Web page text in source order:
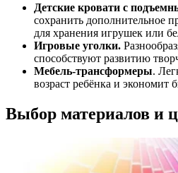
Детские кровати с
сохранить дополнительное
для хранения игрушек или
Игровые уголки.
способствуют развитию
Мебель-трансформеры.
возраст ребёнка и экономит
Выбор материалов и